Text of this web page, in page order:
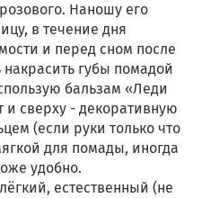
Наношу его
в течение дня
и перед сном после
губы помадой
бальзам «Леди
и сверху - декоративную
(если руки только что
для помады, иногда
удобно.
естественный (не